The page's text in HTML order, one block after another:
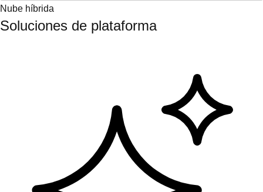
Nube híbrida
Soluciones de plataforma